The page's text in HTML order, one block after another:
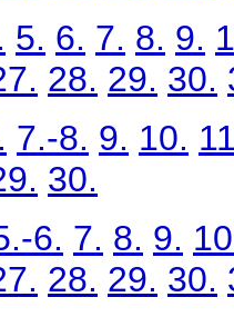
5. 6. 7. 8. 9.
28. 29. 30.
7.-8. 9. 10.
30.
6. 7. 8. 9.
28. 29. 30.